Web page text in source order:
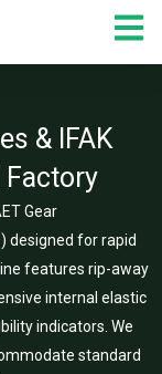
& IFAK
Gear
designed for rapid
features rip-away
internal elastic
indicators. We
standard